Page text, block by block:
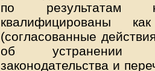
по результатам
квалифицированы
(согласованные
об устранении
законодательства и